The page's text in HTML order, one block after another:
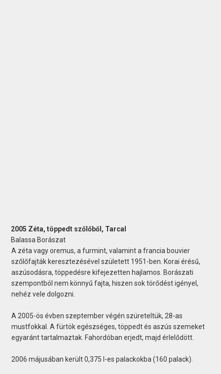
2005 Zéta, töppedt szőlőből, Tarcal
Balassa Borászat
A zéta vagy oremus, a furmint, valamint a francia bouvier
szőlőfajták keresztezésével született 1951-ben. Korai érésű,
aszúsodásra, töppedésre kifejezetten hajlamos. Borászati
szempontból nem könnyű fajta, hiszen sok törődést igényel,
nehéz vele dolgozni.
A 2005-ös évben szeptember végén szüreteltük, 28-as
mustfokkal. A fürtök egészséges, töppedt és aszús szemeket
egyaránt tartalmaztak. Fahordóban erjedt, majd érlelődött.
2006 májusában került 0,375 l-es palackokba (160 palack).